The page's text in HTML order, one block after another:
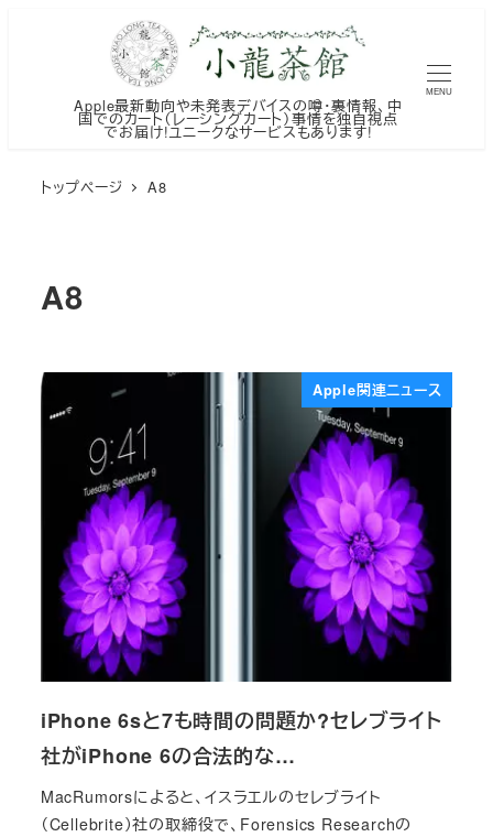
Apple最新動向や未発表デバイスの噂・裏情報、中
国でのカート（レーシングカート）事情を独自視点
でお届け!ユニークなサービスもあります!
MENU
トップページ A8
A8
Apple関連ニュース
iPhone 6sと7も時間の問題か?セレブライト
社がiPhone 6の合法的な…
MacRumorsによると、イスラエルのセレブライト
（Cellebrite）社の取締役で、Forensics Researchの